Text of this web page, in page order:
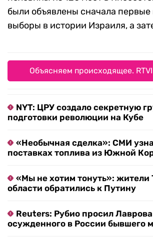
были объявлены сначала
выборы в истории Израиля, а
Объясняем происходящее.
NYT: ЦРУ создало секретную
подготовки революции на Кубе
«Необычная сделка»: СМИ
поставках топлива из Южной
«Мы не хотим тонуть»: жители
области обратились к Путину
Reuters: Рубио просил
осужденного в России бывшего